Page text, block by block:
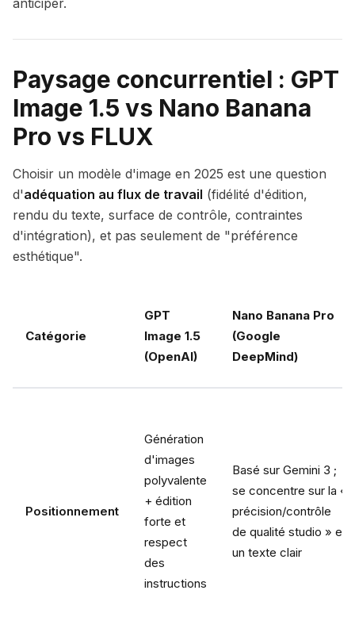
anticiper.
Paysage concurrentiel : GPT
Image 1.5 vs Nano Banana
Pro vs FLUX
Choisir un modèle d'image en 2025 est une question
d'adéquation au flux de travail (fidélité d'édition,
rendu du texte, surface de contrôle, contraintes
d'intégration), et pas seulement de "préférence
esthétique".
Catégorie
GPT
Image 1.5
(OpenAI)
Nano Banana Pro
(Google
DeepMind)
Positionnement
Génération
d'images
polyvalente
+ édition
forte et
respect
des
instructions
Basé sur Gemini 3 ;
se concentre sur la «
précision/contrôle
de qualité studio » et
un texte clair